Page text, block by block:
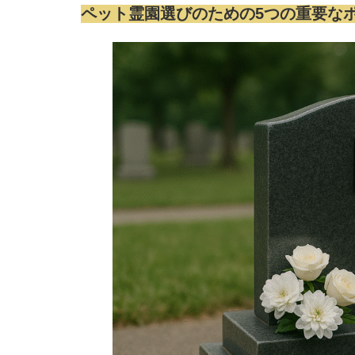
ペット霊園選びのための5つの重要な